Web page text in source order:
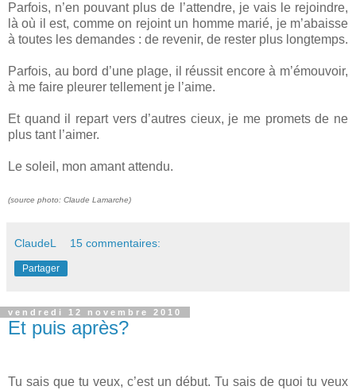
Parfois, n’en pouvant plus de l’attendre, je vais le rejoindre,
là où il est, comme on rejoint un homme marié, je m’abaisse
à toutes les demandes : de revenir, de rester plus longtemps.
Parfois, au bord d’une plage, il réussit encore à m’émouvoir,
à me faire pleurer tellement je l’aime.
Et quand il repart vers d’autres cieux, je me promets de ne
plus tant l’aimer.
Le soleil, mon amant attendu.
(source photo: Claude Lamarche)
ClaudeL 15 commentaires:
Partager
vendredi 12 novembre 2010
Et puis après?
Tu sais que tu veux, c’est un début. Tu sais de quoi tu veux